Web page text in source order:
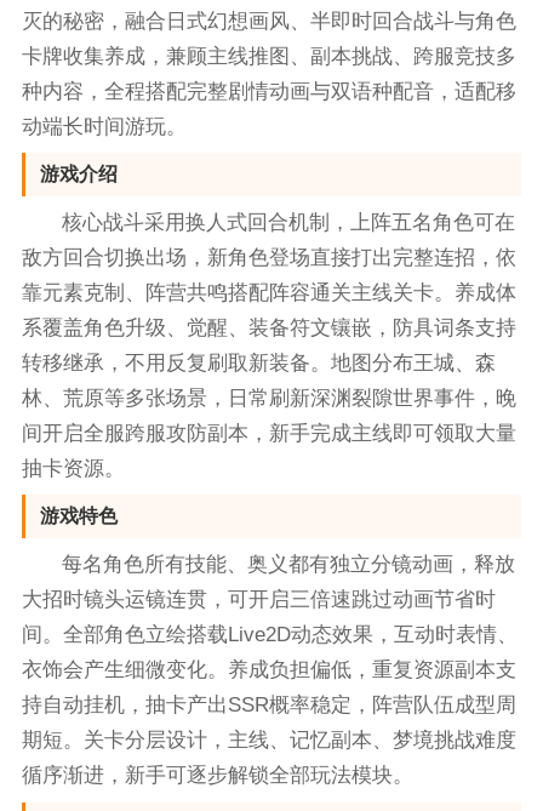
灭的秘密，融合日式幻想画风、半即时回合战斗与角色
卡牌收集养成，兼顾主线推图、副本挑战、跨服竞技多
种内容，全程搭配完整剧情动画与双语种配音，适配移
动端长时间游玩。
游戏介绍
核心战斗采用换人式回合机制，上阵五名角色可在
敌方回合切换出场，新角色登场直接打出完整连招，依
靠元素克制、阵营共鸣搭配阵容通关主线关卡。养成体
系覆盖角色升级、觉醒、装备符文镶嵌，防具词条支持
转移继承，不用反复刷取新装备。地图分布王城、森
林、荒原等多张场景，日常刷新深渊裂隙世界事件，晚
间开启全服跨服攻防副本，新手完成主线即可领取大量
抽卡资源。
游戏特色
每名角色所有技能、奥义都有独立分镜动画，释放
大招时镜头运镜连贯，可开启三倍速跳过动画节省时
间。全部角色立绘搭载Live2D动态效果，互动时表情、
衣饰会产生细微变化。养成负担偏低，重复资源副本支
持自动挂机，抽卡产出SSR概率稳定，阵营队伍成型周
期短。关卡分层设计，主线、记忆副本、梦境挑战难度
循序渐进，新手可逐步解锁全部玩法模块。